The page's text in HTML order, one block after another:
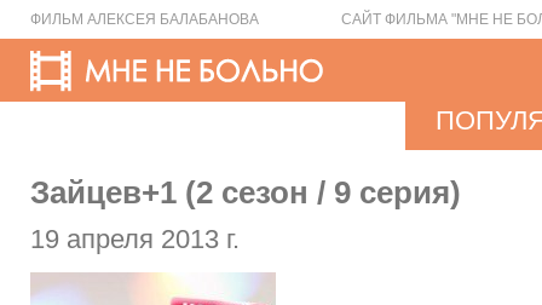
ФИЛЬМ АЛЕКСЕЯ БАЛАБАНОВА САЙТ ФИЛЬМА "МНЕ НЕ
Зайцев+1 (2 cезон / 9 серия)
19 апреля 2013 г.